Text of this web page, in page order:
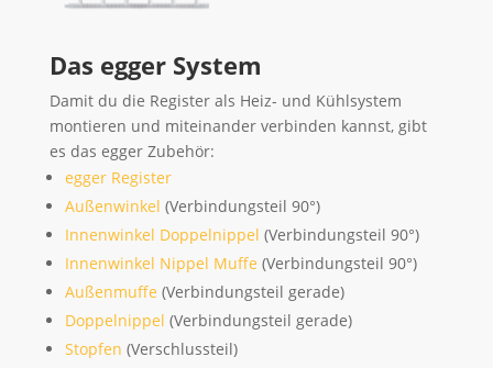
Das egger System
Damit du die Register als Heiz- und Kühlsystem
montieren und miteinander verbinden kannst, gibt
es das egger Zubehör:
egger Register
Außenwinkel (Verbindungsteil 90°)
Innenwinkel Doppelnippel (Verbindungsteil 90°)
Innenwinkel Nippel Muffe (Verbindungsteil 90°)
Außenmuffe (Verbindungsteil gerade)
Doppelnippel (Verbindungsteil gerade)
Stopfen (Verschlussteil)